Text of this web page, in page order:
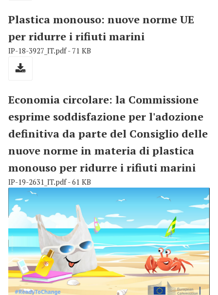
Plastica monouso: nuove norme UE
per ridurre i rifiuti marini
IP-18-3927_IT.pdf - 71 KB
Economia circolare: la Commissione
esprime soddisfazione per l'adozione
definitiva da parte del Consiglio delle
nuove norme in materia di plastica
monouso per ridurre i rifiuti marini
IP-19-2631_IT.pdf - 61 KB